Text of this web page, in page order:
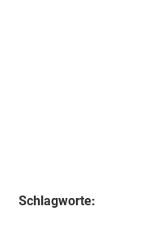
Schlagworte: